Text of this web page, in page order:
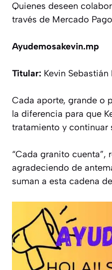
Quienes deseen
través de Mercado
Ayudemosakevin.mp
Titular: Kevin Sebastián
Cada aporte, grande o
la diferencia para que
tratamiento y continuar
“Cada granito cuenta”,
agradeciendo de
suman a esta cadena